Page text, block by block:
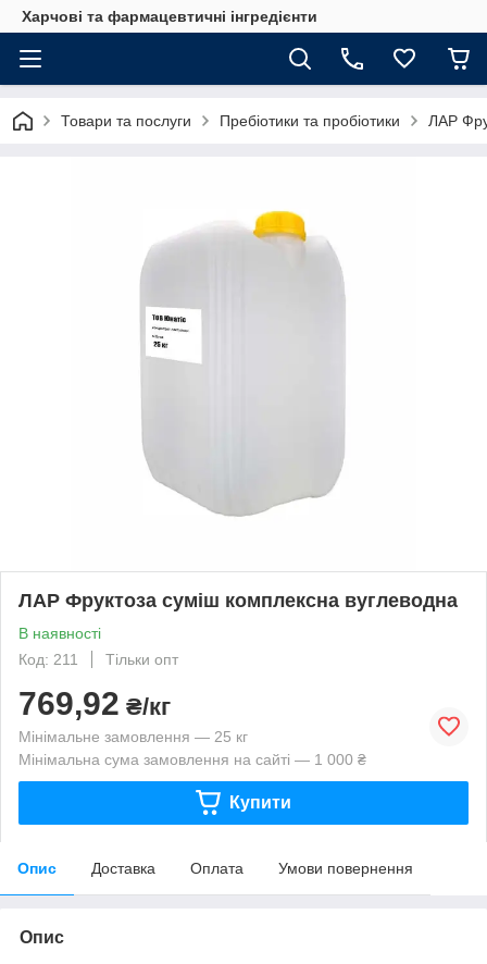
Харчові та фармацевтичні інгредієнти
Товари та послуги Пребіотики та пробіотики ЛАР
ЛАР Фруктоза суміш комплексна вуглеводна
В наявності
Код: 211
Тільки опт
769,92 ₴/кг
Мінімальне замовлення — 25 кг
Мінімальна сума замовлення на сайті — 1 000 ₴
Купити
Опис Доставка Оплата Умови повернення
Опис